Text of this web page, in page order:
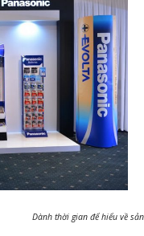
Dành thời gian để hiểu về